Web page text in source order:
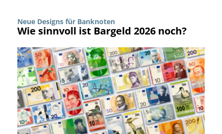
Neue Designs für Banknoten
Wie sinnvoll ist Bargeld 2026 noch?